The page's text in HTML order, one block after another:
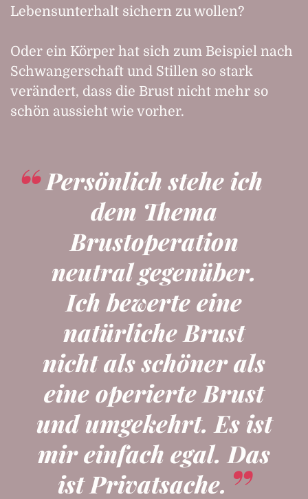
Lebensunterhalt sichern zu wollen?
Oder ein Körper hat sich zum Beispiel nach
Schwangerschaft und Stillen so stark
verändert, dass die Brust nicht mehr so
schön aussieht wie vorher.
Persönlich stehe ich
dem Thema
Brustoperation
neutral gegenüber.
Ich bewerte eine
natürliche Brust
nicht als schöner als
eine operierte Brust
und umgekehrt. Es ist
mir einfach egal. Das
ist Privatsache.